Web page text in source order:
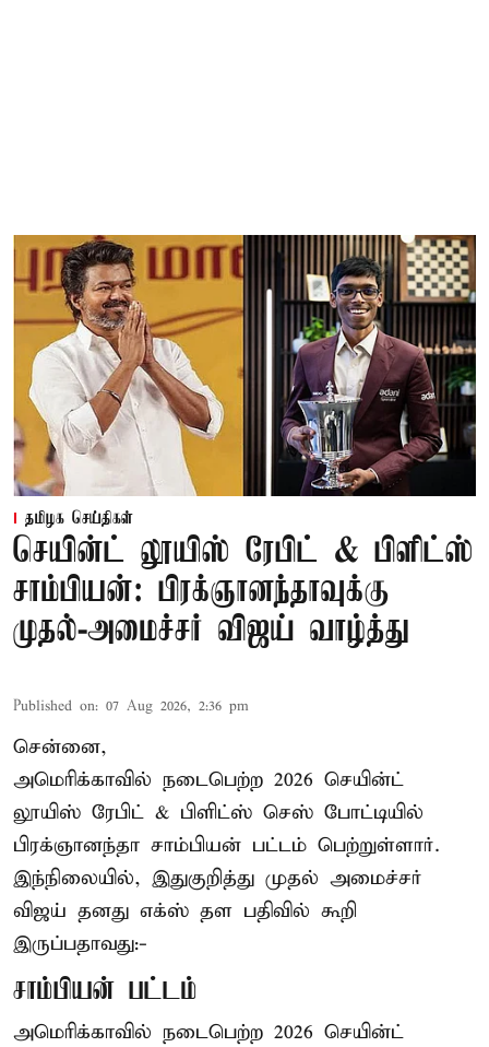
தமிழக செய்திகள்
செயின்ட் லூயிஸ் ரேபிட் & பிளிட்ஸ்
சாம்பியன்: பிரக்ஞானந்தாவுக்கு
முதல்-அமைச்சர் விஜய் வாழ்த்து
Published on: 07 Aug 2026, 2:36 pm
சென்னை,
அமெரிக்காவில் நடைபெற்ற 2026 செயின்ட்
லூயிஸ் ரேபிட் & பிளிட்ஸ் செஸ் போட்டியில்
பிரக்ஞானந்தா சாம்பியன் பட்டம் பெற்றுள்ளார்.
இந்நிலையில், இதுகுறித்து முதல் அமைச்சர்
விஜய் தனது எக்ஸ் தள பதிவில் கூறி
இருப்பதாவது:-
சாம்பியன் பட்டம்
அமெரிக்காவில் நடைபெற்ற 2026 செயின்ட்